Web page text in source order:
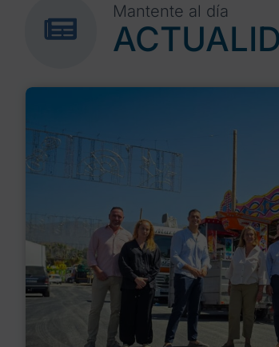
Mantente al día